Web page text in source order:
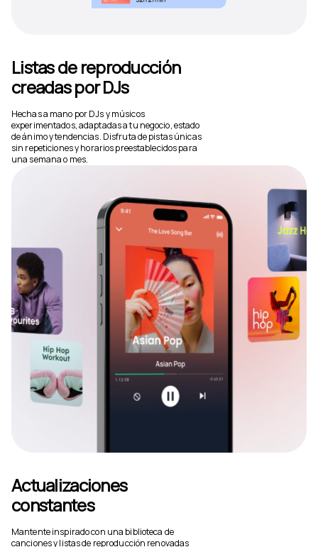
Listas de reproducción
creadas por DJs
Hechas a mano por DJs y músicos
experimentados, adaptadas a tu negocio, estado
de ánimo y tendencias. Disfruta de pistas únicas
sin repeticiones y horarios preestablecidos para
una semana o mes.
Actualizaciones
constantes
Mantente inspirado con una biblioteca de
canciones y listas de reproducción renovadas